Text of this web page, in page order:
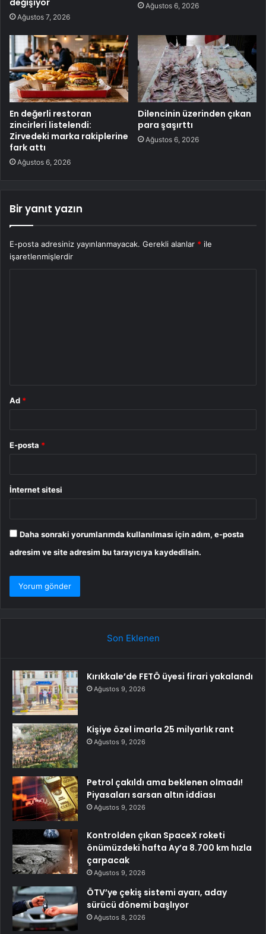
değişiyor
Ağustos 7, 2026
Ağustos 6, 2026
En değerli restoran
zincirleri listelendi:
Zirvedeki marka rakiplerine
fark attı
Ağustos 6, 2026
Dilencinin üzerinden çıkan
para şaşırttı
Ağustos 6, 2026
Bir yanıt yazın
E-posta adresiniz yayınlanmayacak. Gerekli alanlar * ile
işaretlenmişlerdir
Ad *
E-posta *
İnternet sitesi
Daha sonraki yorumlarımda kullanılması için adım, e-posta
adresim ve site adresim bu tarayıcıya kaydedilsin.
Son Eklenen
Kırıkkale’de FETÖ üyesi firari yakalandı
Ağustos 9, 2026
Kişiye özel imarla 25 milyarlık rant
Ağustos 9, 2026
Petrol çakıldı ama beklenen olmadı!
Piyasaları sarsan altın iddiası
Ağustos 9, 2026
Kontrolden çıkan SpaceX roketi
önümüzdeki hafta Ay’a 8.700 km hızla
çarpacak
Ağustos 9, 2026
ÖTV’ye çekiş sistemi ayarı, aday
sürücü dönemi başlıyor
Ağustos 8, 2026